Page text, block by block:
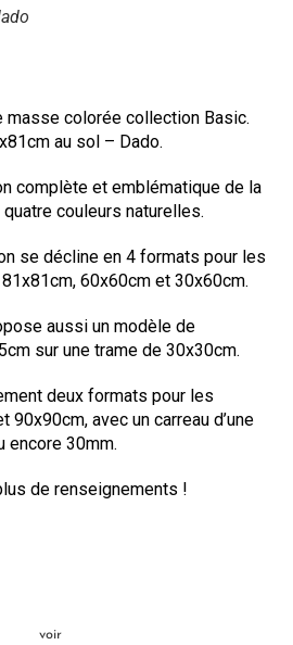
masse colorée collection Basic.
x81cm au sol – Dado.
complète et emblématique de la
couleurs naturelles.
se décline en 4 formats pour les
81x81cm,60x60cm et30x60cm.
aussi un modèle de
sur une trame de30x30cm.
deux formats pour les
90x90cm, avec un carreau d’une
encore 30mm.
de renseignements !
voir